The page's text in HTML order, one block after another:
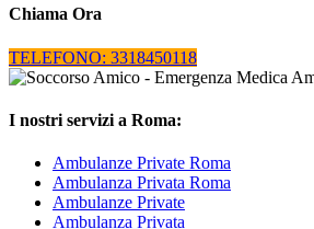
Chiama Ora
TELEFONO: 3318450118
I nostri servizi a Roma:
Ambulanze Private Roma
Ambulanza Privata Roma
Ambulanze Private
Ambulanza Privata